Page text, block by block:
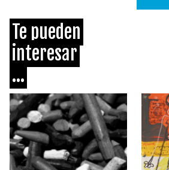
Te pueden
interesar
...